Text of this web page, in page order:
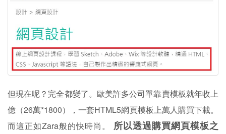
但現在呢？完全都變了。歐美許多公司單靠賣模板就年收上
億（26萬*1800），一套HTML5網頁模板上萬人購買下載。
而這正如Zara般的快時尚。 所以透過購買網頁模板之